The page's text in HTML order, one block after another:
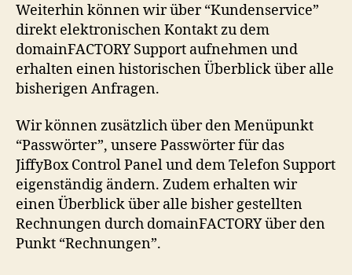
Weiterhin können wir über “Kundenservice”
direkt elektronischen Kontakt zu dem
domainFACTORY Support aufnehmen und
erhalten einen historischen Überblick über alle
bisherigen Anfragen.
Wir können zusätzlich über den Menüpunkt
“Passwörter”, unsere Passwörter für das
JiffyBox Control Panel und dem Telefon Support
eigenständig ändern. Zudem erhalten wir
einen Überblick über alle bisher gestellten
Rechnungen durch domainFACTORY über den
Punkt “Rechnungen”.